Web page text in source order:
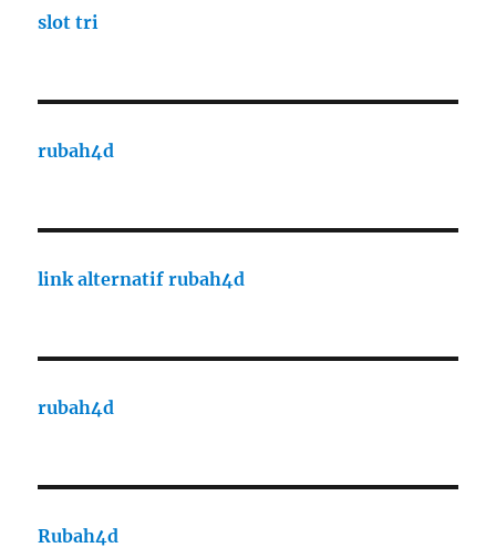
slot tri
rubah4d
link alternatif rubah4d
rubah4d
Rubah4d